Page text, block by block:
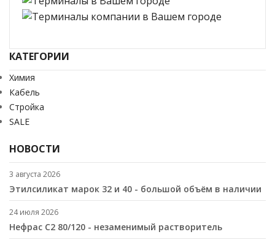
КАТЕГОРИИ
Химия
Кабель
Стройка
SALE
НОВОСТИ
3 августа 2026
Этилсиликат марок 32 и 40 - большой объём в наличии
24 июля 2026
Нефрас С2 80/120 - незаменимый растворитель